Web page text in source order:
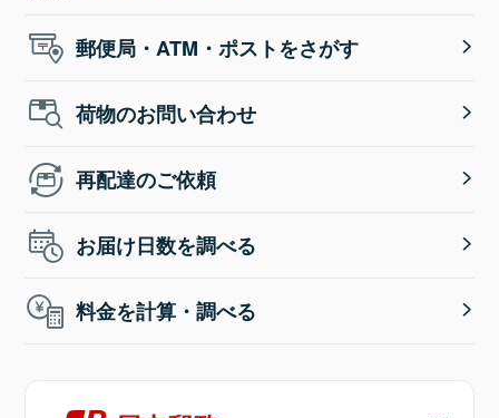
郵便局・ATM・ポストをさがす
荷物のお問い合わせ
再配達のご依頼
お届け日数を調べる
料金を計算・調べる